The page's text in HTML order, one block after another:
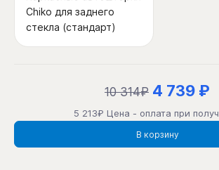
Chiko для заднего
стекла (стандарт)
10 314₽ 4 739 ₽
5 213₽ Цена - оплата при
В корзину